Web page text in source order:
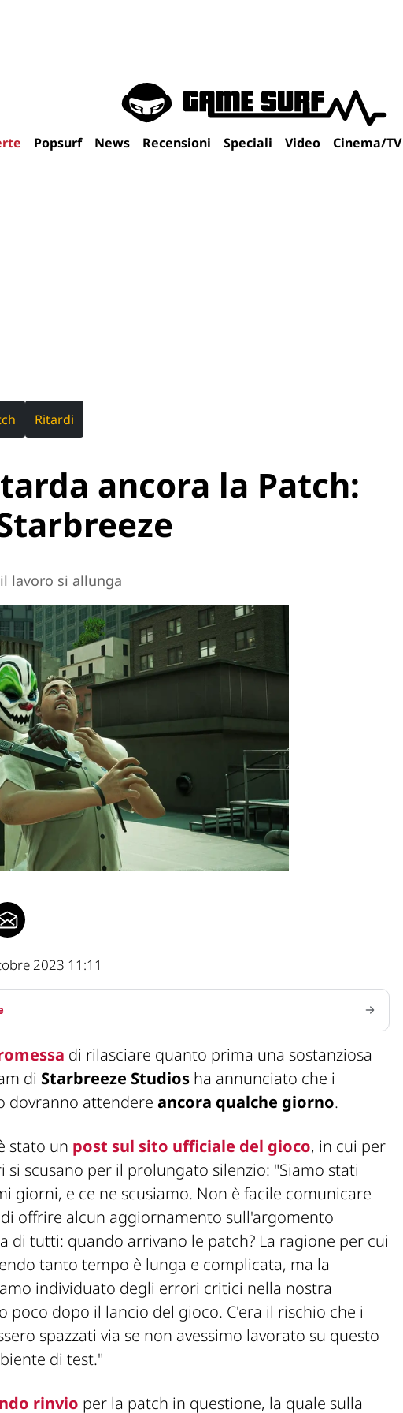
Popsurf News Recensioni Speciali Video Cinema/TV
Ritardi
ancora la Patch:
lavoro si allunga
2023 11:11
di rilasciare quanto prima una sostanziosa
di Starbreeze Studios ha annunciato che i
dovranno attendere ancora qualche giorno.
stato un post sul sito ufficiale del gioco, in cui per
si scusano per il prolungato silenzio: "Siamo stati
giorni, e ce ne scusiamo. Non è facile comunicare
offrire alcun aggiornamento sull'argomento
di tutti: quando arrivano le patch? La ragione per cui
tanto tempo è lunga e complicata, ma la
individuato degli errori critici nella nostra
dopo il lancio del gioco. C'era il rischio che i
spazzati via se non avessimo lavorato su questo
di test."
rinvio per la patch in questione, la quale sulla